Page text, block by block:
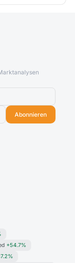
Abonnieren
+54.7%